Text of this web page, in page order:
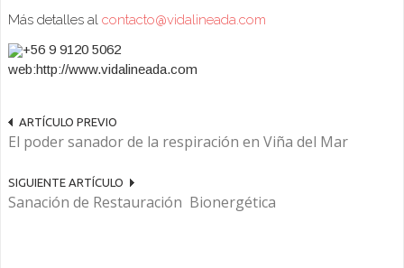
Más detalles al contacto@vidalineada.com
+56 9 9120 5062
web:http://www.vidalineada.com
ARTÍCULO PREVIO
El poder sanador de la respiración en Viña del Mar
SIGUIENTE ARTÍCULO
Sanación de Restauración Bionergética